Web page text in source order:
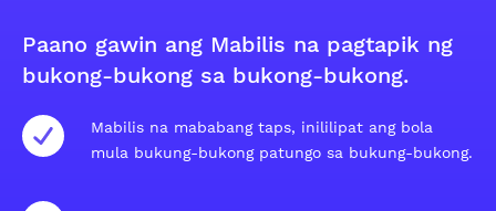
Paano gawin ang Mabilis na pagtapik ng
bukong-bukong sa bukong-bukong.
Mabilis na mababang taps, inililipat ang bola
mula bukung-bukong patungo sa bukung-bukong.